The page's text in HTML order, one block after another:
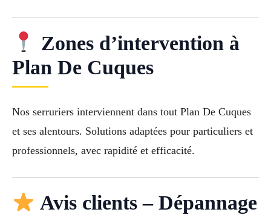
Zones d’intervention à
Plan De Cuques
Nos serruriers interviennent dans tout Plan De Cuques
et ses alentours. Solutions adaptées pour particuliers et
professionnels, avec rapidité et efficacité.
Avis clients – Dépannage